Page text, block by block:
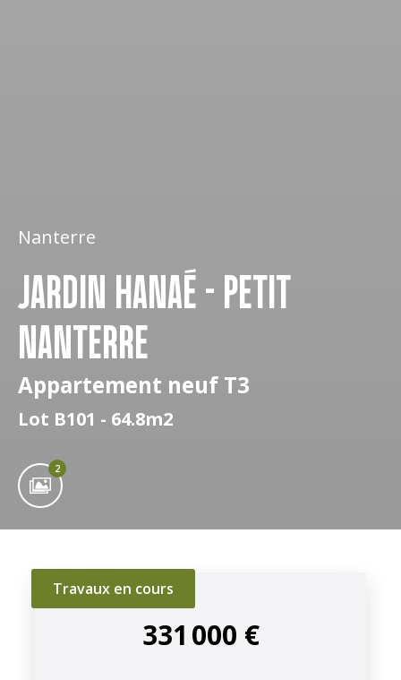
Nanterre
JARDIN HANAÉ - PETIT
NANTERRE
Appartement neuf T3
Lot B101 - 64.8m2
2
Travaux en cours
331 000 €